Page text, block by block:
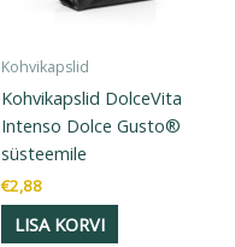
Kohvikapslid
Kohvikapslid DolceVita
Intenso Dolce Gusto®
süsteemile
€2,88
LISA KORVI